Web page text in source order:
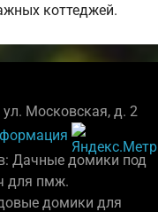
коттеджей.
ул. Московская, д. 2
Дачные домики под
для пмж.
домики для